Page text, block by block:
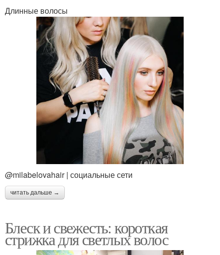
Длинные волосы
@milabelovahair | социальные сети
читать дальше →
Блеск и свежесть: короткая
стрижка для светлых волос